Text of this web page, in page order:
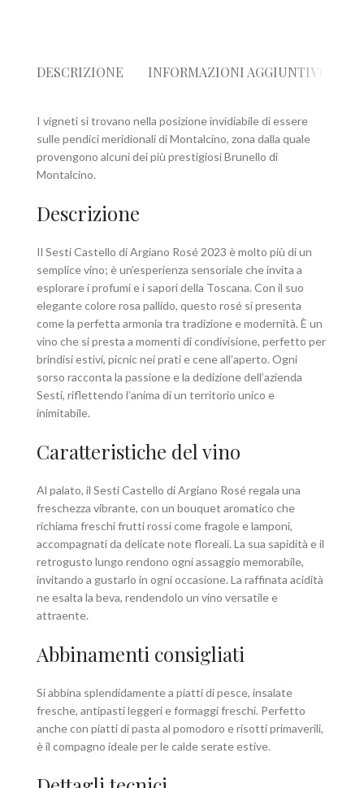
DESCRIZIONE INFORMAZIONI AGGIUNTIVE
I vigneti si trovano nella posizione invidiabile di essere
sulle pendici meridionali di Montalcino, zona dalla quale
provengono alcuni dei più prestigiosi Brunello di
Montalcino.
Descrizione
Il Sesti Castello di Argiano Rosé 2023 è molto più di un
semplice vino; è un’esperienza sensoriale che invita a
esplorare i profumi e i sapori della Toscana. Con il suo
elegante colore rosa pallido, questo rosé si presenta
come la perfetta armonia tra tradizione e modernità. È un
vino che si presta a momenti di condivisione, perfetto per
brindisi estivi, picnic nei prati e cene all’aperto. Ogni
sorso racconta la passione e la dedizione dell’azienda
Sesti, riflettendo l’anima di un territorio unico e
inimitabile.
Caratteristiche del vino
Al palato, il Sesti Castello di Argiano Rosé regala una
freschezza vibrante, con un bouquet aromatico che
richiama freschi frutti rossi come fragole e lamponi,
accompagnati da delicate note floreali. La sua sapidità e il
retrogusto lungo rendono ogni assaggio memorabile,
invitando a gustarlo in ogni occasione. La raffinata acidità
ne esalta la beva, rendendolo un vino versatile e
attraente.
Abbinamenti consigliati
Si abbina splendidamente a piatti di pesce, insalate
fresche, antipasti leggeri e formaggi freschi. Perfetto
anche con piatti di pasta al pomodoro e risotti primaverili,
è il compagno ideale per le calde serate estive.